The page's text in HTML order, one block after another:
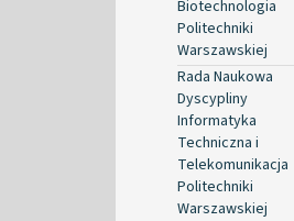
Biotechnologia
Politechniki
Warszawskiej
Rada Naukowa
Dyscypliny
Informatyka
Techniczna i
Telekomunikacja
Politechniki
Warszawskiej